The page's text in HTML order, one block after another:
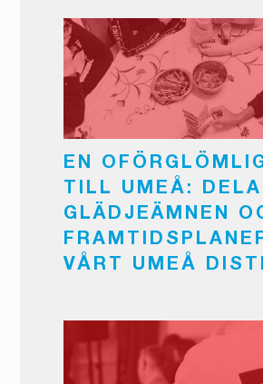
EN
TILL UMEÅ:
GLÄDJEÄMNEN
VÅRT UMEÅ